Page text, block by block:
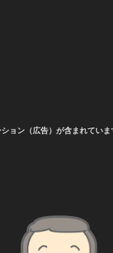
ョン（広告）が含まれていま